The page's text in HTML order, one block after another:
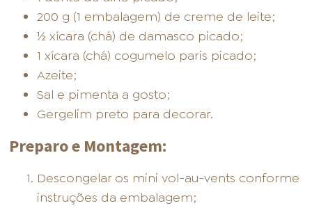
200 g (1 embalagem) de creme de leite;
½ xícara (chá) de damasco picado;
1 xícara (chá) cogumelo paris picado;
Azeite;
Sal e pimenta a gosto;
Gergelim preto para decorar.
Preparo e Montagem:
Descongelar os mini vol-au-vents conforme
instruções da embalagem;